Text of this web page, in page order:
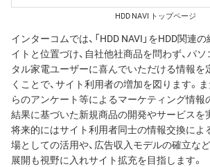
HDD NAVI トップページ
インターコムでは、「HDD NAVI」をHDD関連
イトと位置づけ、自社他社商品を問わず、パ
タル家電ユーザーに喜んでいただける情報を
くことで、サイト利用者の増加を図ります。
らのアンケート等によるマーケティング情報
結果に基づいた新規商品の開発やサービスを
将来的にはサイト利用者同士の情報交換によ
場としての活用や、広告収入モデルの確立な
展開も視野に入れサイト拡充を目指します。